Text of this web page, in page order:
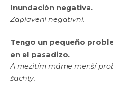
Inundación negativa.
Zaplavení negativní.
Tengo un pequeño
en el pasadizo.
A mezitím máme menší
šachty.